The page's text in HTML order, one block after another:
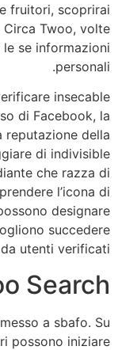
fruitori, scoprirai
Circa Twoo, volte
se informazioni
personali.
insecable
di Facebook, la
reputazione della
di indivisible
che razza di
l’icona di
designare
succedere
utenti verificati.
Search
a sbafo. Su
possono iniziare